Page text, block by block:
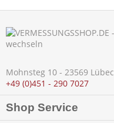
Mohnsteg 10 - 23569
+49 (0)451 - 290 7027
Shop Service